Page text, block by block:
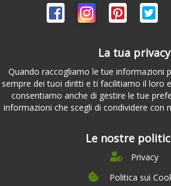
La tua privacy
Quando raccogliamo le tue informazioni
sempre dei tuoi diritti e ti facilitiamo il loro
consentiamo anche di gestire le tue
informazioni che scegli di condividere con
Le nostre
Privacy
Politica sui